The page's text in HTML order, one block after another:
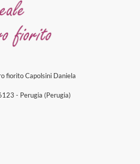
fiorito Capolsini Daniela
- Perugia (Perugia)